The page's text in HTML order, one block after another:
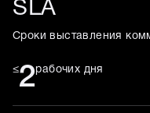
SLA
Сроки выставления
≤2рабочих дня